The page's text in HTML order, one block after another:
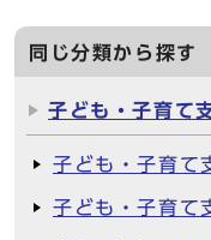
同じ分類から探す
子ども・子育て
子ども・子育て
子ども・子育て